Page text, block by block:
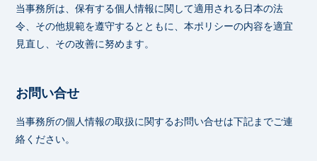
当事務所は、保有する個人情報に関して適用される日本の法
令、その他規範を遵守するとともに、本ポリシーの内容を適宜
見直し、その改善に努めます。
お問い合せ
当事務所の個人情報の取扱に関するお問い合せは下記までご連
絡ください。